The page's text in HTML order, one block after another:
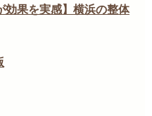
効果を実感】横浜の整体